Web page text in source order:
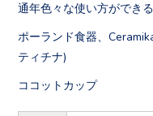
通年色々な使い方ができ
ポーランド食器、
ティチナ)
ココットカップ